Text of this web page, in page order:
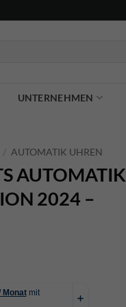
UNTERNEHMEN
/ AUTOMATIK UHREN
AUTOMATIK
2024 –